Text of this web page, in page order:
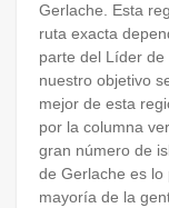
Gerlache. Esta
ruta exacta
parte del Líder de
nuestro objetivo
mejor de esta
por la columna
gran número de
de Gerlache es
mayoría de la